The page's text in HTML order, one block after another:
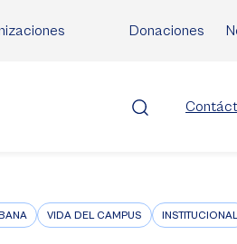
Donaciones
VIDA DEL CAMPUS INSTITUCIONAL